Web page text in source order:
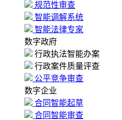
规范性审查
智能调解系统
智能法律专家
数字政府
行政执法智能办案
行政案件质量评查
公平竞争审查
数字企业
合同智能起草
合同智能审查